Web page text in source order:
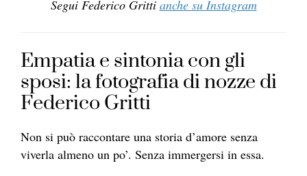
Segui Federico Gritti anche su Instagram
Empatia e sintonia con gli
sposi: la fotografia di nozze di
Federico Gritti
Non si può raccontare una storia d’amore senza
viverla almeno un po’. Senza immergersi in essa.